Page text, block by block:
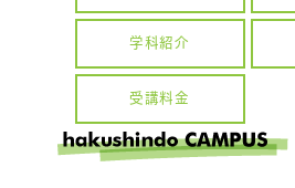
学科紹介
受講料金